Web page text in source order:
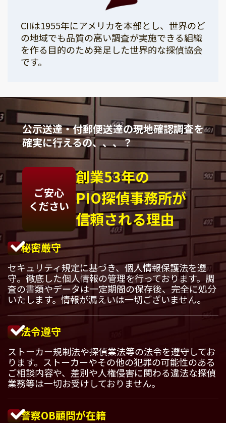
CIIは1955年にアメリカを本部とし、世界のど
の地域でも品質の高い調査が実施できる組織
を作る目的のため発足した世界的な探偵協会
です。
公示送達・付郵便送達の現地確認調査を
確実に行えるの、、、？
ご安心
ください
創業53年の
PIO探偵事務所が
信頼される理由
秘密厳守
セキュリティ規定に基づき、個人情報保護法を遵
守。徹底した個人情報の管理を行っております。調
査の書類やデータは一定期間の保存後、完全に処分
いたします。情報が漏えいは一切ございません。
法令遵守
ストーカー規制法や探偵業法等の法令を遵守してお
ります。ストーカーやその他の犯罪の可能性のある
ご相談内容や、差別や人権侵害に関わる違法な探偵
業務等は一切お受けしておりません。
警察OB顧問が在籍